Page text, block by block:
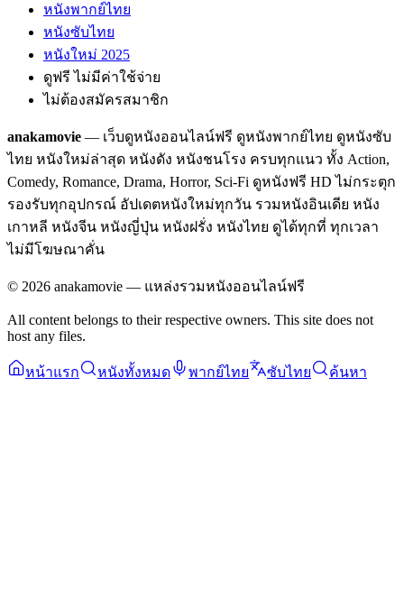
หนังพากย์ไทย
หนังซับไทย
หนังใหม่ 2025
ดูฟรี ไม่มีค่าใช้จ่าย
ไม่ต้องสมัครสมาชิก
anakamovie — เว็บดูหนังออนไลน์ฟรี ดูหนังพากย์ไทย ดูหนังซับ
ไทย หนังใหม่ล่าสุด หนังดัง หนังชนโรง ครบทุกแนว ทั้ง Action,
Comedy, Romance, Drama, Horror, Sci-Fi ดูหนังฟรี HD ไม่กระตุก
รองรับทุกอุปกรณ์ อัปเดตหนังใหม่ทุกวัน รวมหนังอินเดีย หนัง
เกาหลี หนังจีน หนังญี่ปุ่น หนังฝรั่ง หนังไทย ดูได้ทุกที่ ทุกเวลา
ไม่มีโฆษณาคั่น
© 2026 anakamovie — แหล่งรวมหนังออนไลน์ฟรี
All content belongs to their respective owners. This site does not
host any files.
หน้าแรก หนังทั้งหมด พากย์ไทย ซับไทย ค้นหา